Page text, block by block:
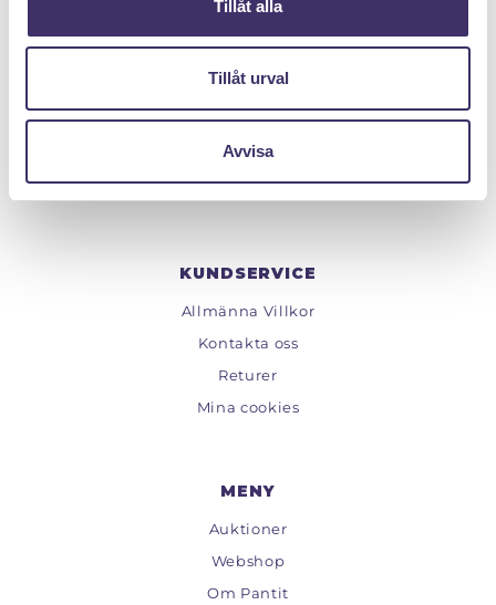
Tillåt alla
Tillåt urval
Avvisa
PANTIT SVERIGE AB
Tel:08 - 520 275 02
info@pantit.se
Telefontider: Mån - Fre, 09:00 - 17:00
KUNDSERVICE
Allmänna Villkor
Kontakta oss
Returer
Mina cookies
MENY
Auktioner
Webshop
Om Pantit